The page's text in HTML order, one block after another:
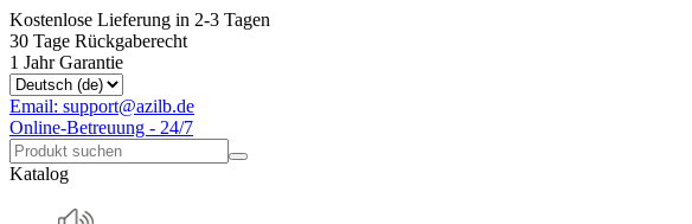
Kostenlose Lieferung in 2-3 Tagen
30 Tage Rückgaberecht
1 Jahr Garantie
Email: support@azilb.de
Online-Betreuung - 24/7
Katalog